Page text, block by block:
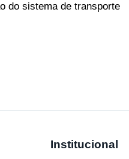
do sistema de transporte
Institucional